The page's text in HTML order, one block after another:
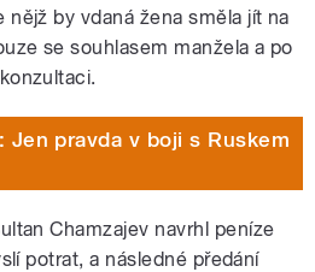
nějž by vdaná žena směla jít na
se souhlasem manžela a po
Jen pravda v boji s Ruskem
Chamzajev navrhl peníze
potrat, a následné předání